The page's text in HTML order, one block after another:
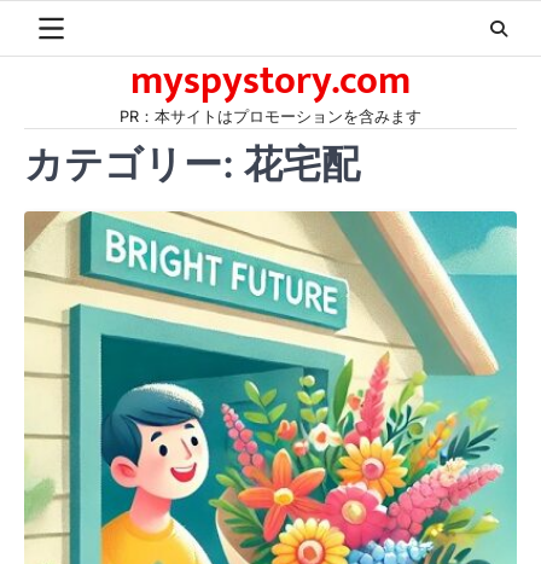
myspystory.com
PR：本サイトはプロモーションを含みます
カテゴリー: 花宅配